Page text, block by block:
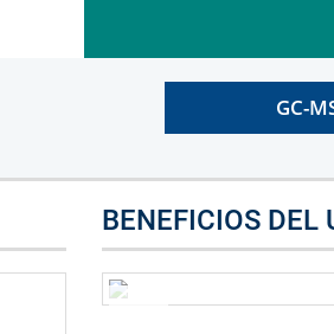
GC-
BENEFICIOS DEL